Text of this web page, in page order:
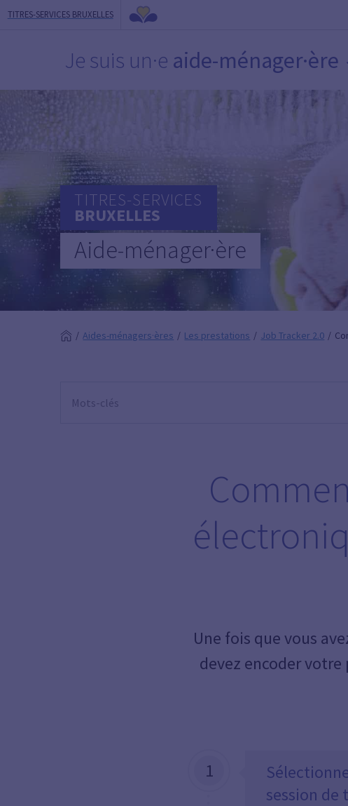
TITRES-SERVICES BRUXELLES
Je suis un·e aide-ménager·ère
TITRES-SERVICES
BRUXELLES
Aide-ménager·ère
Aides-ménagers·ères Les prestations Job Tracker 2.0
Une fois que vous
devez encoder
1
session de